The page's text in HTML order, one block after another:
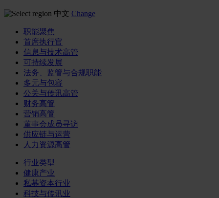
中文 Change
职能聚焦
首席执行官
信息与技术高管
可持续发展
法务、监管与合规职能
多元与包容
公关与传讯高管
财务高管
营销高管
董事会成员寻访
供应链与运营
人力资源高管
行业类型
健康产业
私募资本行业
科技与传讯业